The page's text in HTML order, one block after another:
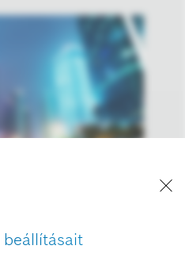
beállításait